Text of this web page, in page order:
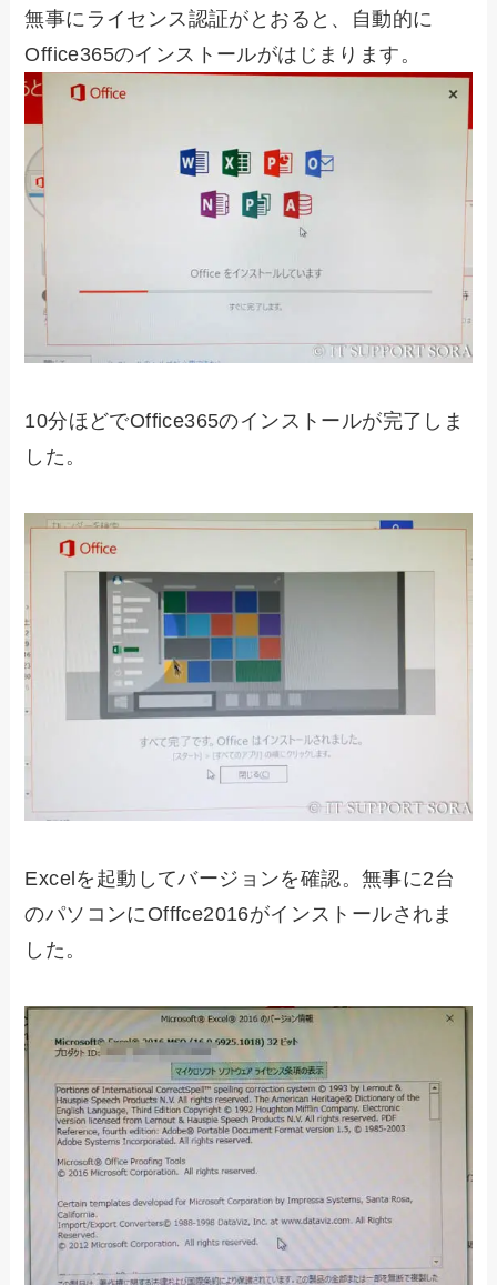
無事にライセンス認証がとおると、自動的に
Office365のインストールがはじまります。
10分ほどでOffice365のインストールが完了しま
した。
Excelを起動してバージョンを確認。無事に2台
のパソコンにOfffce2016がインストールされま
した。